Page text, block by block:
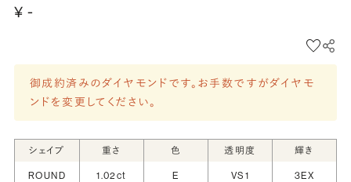
¥ -
御成約済みのダイヤモンドです。お手数ですがダイヤモ
ンドを変更してください。
シェイプ 重さ 色 透明度 輝き
ROUND 1.02ct E VS1 3EX